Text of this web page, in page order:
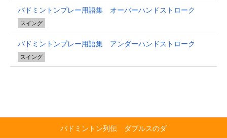
バドミントンプレー用語集 オーバーハンドストローク
スイング
バドミントンプレー用語集 アンダーハンドストローク
スイング
バドミントン列伝 ダブルスのダ